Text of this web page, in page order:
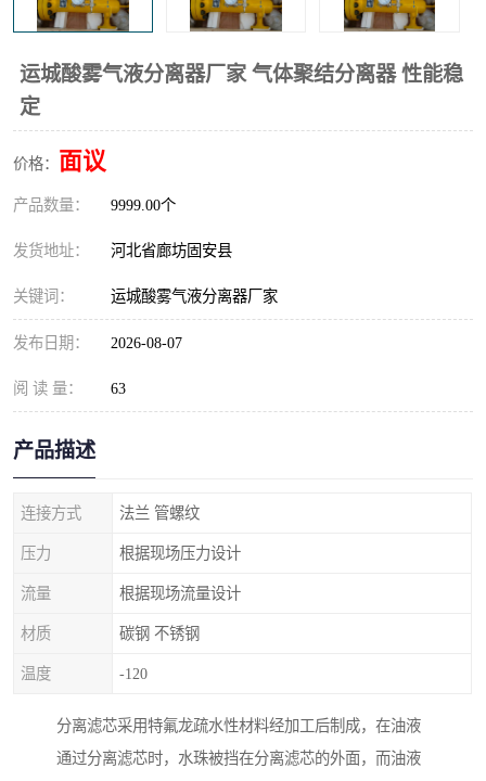
运城酸雾气液分离器厂家 气体聚结分离器 性能稳
定
价格： 面议
产品数量： 9999.00个
发货地址： 河北省廊坊固安县
关键词： 运城酸雾气液分离器厂家
发布日期： 2026-08-07
阅 读 量： 63
产品描述
连接方式 法兰 管螺纹
压力 根据现场压力设计
流量 根据现场流量设计
材质 碳钢 不锈钢
温度 -120
分离滤芯采用特氟龙疏水性材料经加工后制成，在油液
通过分离滤芯时，水珠被挡在分离滤芯的外面，而油液